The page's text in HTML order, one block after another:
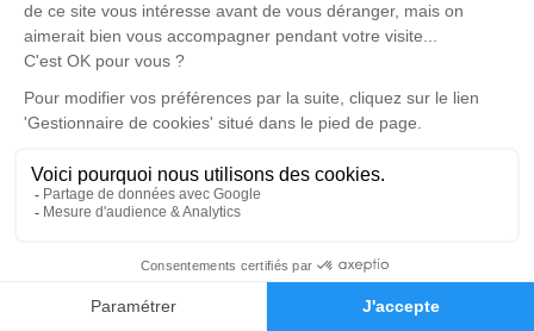
Faire-part Hommages
vendredi 23 juillet 2021 à 10h30
Église de Le Lion-d'Angers
16 rue Anselme Bouvet